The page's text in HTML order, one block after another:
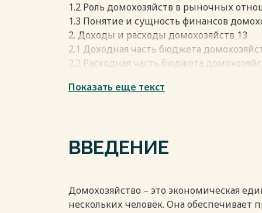
1.2 Роль домохозяйств в рыночных
1.3 Понятие и сущность финансов
2. Доходы и расходы домохозяйств 13
2.1 Доходная часть бюджета
2.2 Расходная часть бюджета
3.1 Роль домохозяйств в современной
Весь текст будет доступен
Показать еще текст
ВВЕДЕНИЕ
Домохозяйство – это экономическая
нескольких человек. Она обеспечивает